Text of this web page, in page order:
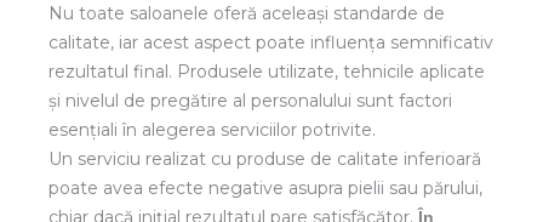
Nu toate saloanele oferă aceleași standarde de
calitate, iar acest aspect poate influența semnificativ
rezultatul final. Produsele utilizate, tehnicile aplicate
și nivelul de pregătire al personalului sunt factori
esențiali în alegerea serviciilor potrivite.
Un serviciu realizat cu produse de calitate inferioară
poate avea efecte negative asupra pielii sau părului,
chiar dacă inițial rezultatul pare satisfăcător.În